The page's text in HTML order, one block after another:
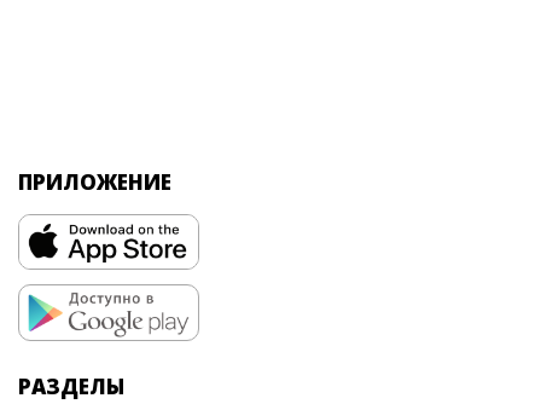
ПРИЛОЖЕНИЕ
РАЗДЕЛЫ